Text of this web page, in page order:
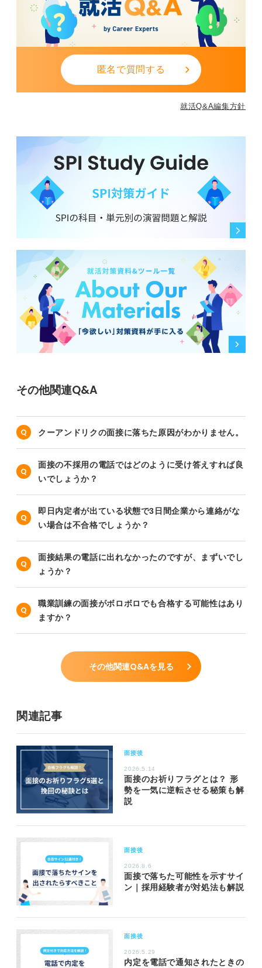
匿名で質問する
就活Q&A編集方針
その他関連Q&A
クーアンドリクの面接に落ちた原因がわかりません。
面接の不採用の電話ではどのように受け答えすれば良
いでしょうか？
即日内定者が出ている状態で3日間企業から連絡がな
い場合は不合格でしょうか？
面接結果の電話に出れなかったのですが、まずいでし
ょうか？
職業訓練の面接がボロボロでも合格する可能性はあり
ますか？
その他関連Q&Aを見る
関連記事
面接後
2026.5.14
面接のお祈りフラグとは？ 形
勢を一気に逆転させる秘策も解
説
面接後
2026.8.6
面接で落ちた可能性を示すサイ
ン｜採用経験者が対処法も解説
面接後
2026.5.29
内定を電話で通知されたときの